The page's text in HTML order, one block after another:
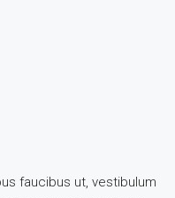
faucibus ut, vestibulum